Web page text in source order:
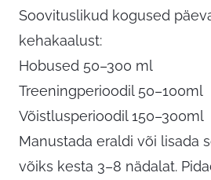
Soovituslikud kogused
kehakaalust:
Hobused 50–300 ml
Treeningperioodil 50–100ml
Võistlusperioodil 150–300ml
Manustada eraldi või lisada
võiks kesta 3–8 nädalat.